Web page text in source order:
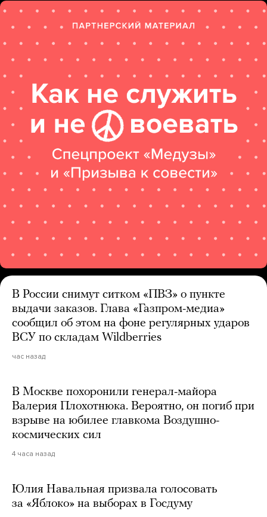
В России снимут ситком «ПВЗ» о пункте
выдачи заказов. Глава «Газпром-медиа»
сообщил об этом на фоне регулярных ударов
ВСУ по складам Wildberries
час назад
В Москве похоронили генерал-майора
Валерия Плохотнюка. Вероятно, он погиб при
взрыве на юбилее главкома Воздушно-
космических сил
4 часа назад
Юлия Навальная призвала голосовать
за «Яблоко» на выборах в Госдуму